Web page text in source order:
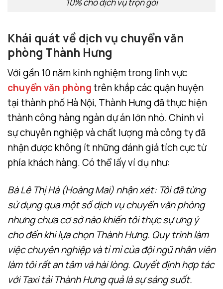
Khái quát về dịch vụ chuyển văn
phòng Thành Hưng
Với gần 10 năm kinh nghiệm trong lĩnh vực
chuyển văn phòngtrên khắp các quận huyện
tại thành phố Hà Nội, Thành Hưng đã thực hiện
thành công hàng ngàn dự án lớn nhỏ. Chính vì
sự chuyên nghiệp và chất lượng mà công ty đã
nhận được không ít những đánh giá tích cực từ
phía khách hàng. Có thể lấy ví dụ như:
Bà Lê Thị Hà (Hoàng Mai) nhận xét: Tôi đã từng
sử dụng qua một số dịch vụ chuyển văn phòng
nhưng chưa cơ sở nào khiến tôi thực sự ưng ý
cho đến khi lựa chọn Thành Hưng. Quy trình làm
việc chuyên nghiệp và tỉ mỉ của đội ngũ nhân viên
làm tôi rất an tâm và hài lòng. Quyết định hợp tác
với Taxi tải Thành Hưng quả là sự sáng suốt.